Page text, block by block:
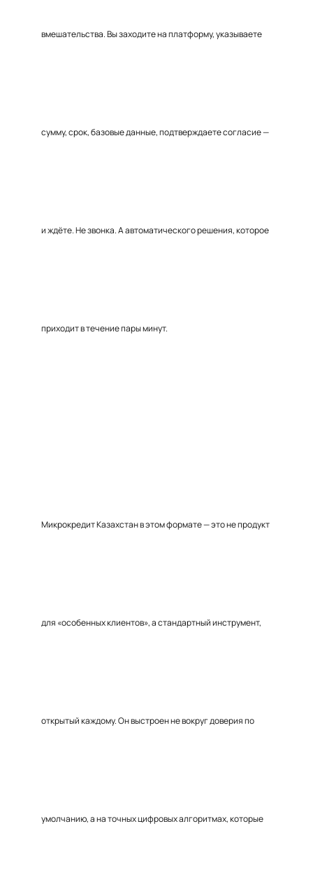
вмешательства. Вы заходите на платформу, указываете
сумму, срок, базовые данные, подтверждаете согласие —
и ждёте. Не звонка. А автоматического решения, которое
приходит в течение пары минут.
Микрокредит Казахстан в этом формате — это не продукт
для «особенных клиентов», а стандартный инструмент,
открытый каждому. Он выстроен не вокруг доверия по
умолчанию, а на точных цифровых алгоритмах, которые